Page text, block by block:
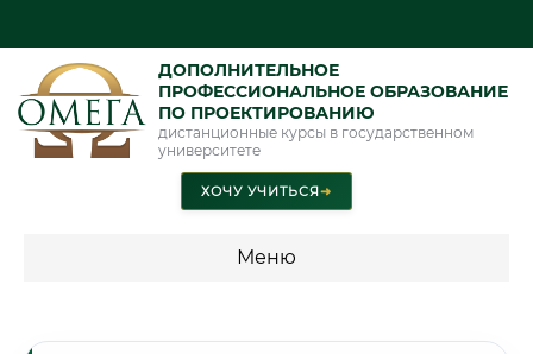
ДОПОЛНИТЕЛЬНОЕ
ПРОФЕССИОНАЛЬНОЕ ОБРАЗОВАНИЕ
ПО ПРОЕКТИРОВАНИЮ
дистанционные курсы в государственном
университете
ХОЧУ УЧИТЬСЯ➜
Меню